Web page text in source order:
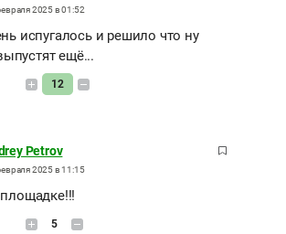
2025 в 01:52
испугалось и решило что ну
ещё...
12
Petrov
2025 в 11:15
5